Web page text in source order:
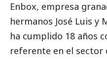
Enbox, empresa
hermanos José Luis y
ha cumplido 18 años
referente en el sector